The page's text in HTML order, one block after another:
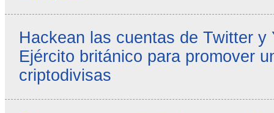
Hackean las cuentas de Twitter y
Ejército británico para promover
criptodivisas